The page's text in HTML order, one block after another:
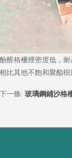
酚醛格柵煙密度低，
相比其他不飽和聚酯樹
下一條: 玻璃鋼鋪沙格